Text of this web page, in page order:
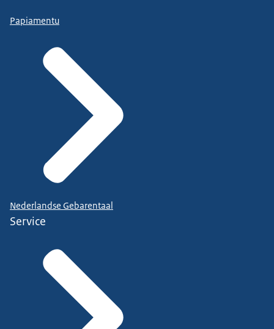
Papiamentu
Nederlandse Gebarentaal
Service